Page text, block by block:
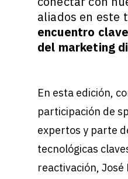
aliados en este
encuentro
del marketing
En esta edición,
participación de
expertos y parte
tecnológicas
reactivación, José